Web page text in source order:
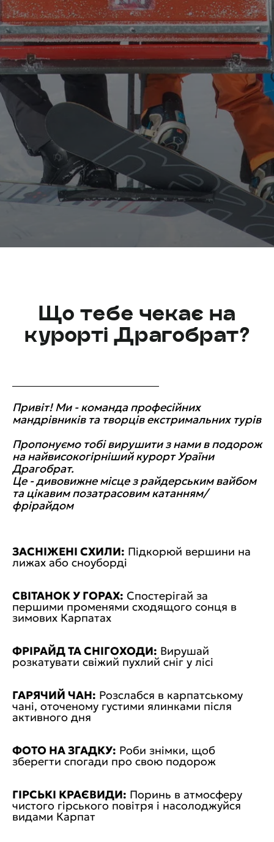
Що тебе чекає на
курорті Драгобрат?
Привіт! Ми - команда професійних
мандрівників та творців екстримальних турів
Пропонуємо тобі вирушити з нами в подорож
на найвисокогірніший курорт Ураїни
Драгобрат.
Це - дивовижне місце з райдерським вайбом
та цікавим позатрасовим катанням/
фрірайдом
ЗАСНІЖЕНІ СХИЛИ: Підкорюй вершини на
лижах або сноуборді
СВІТАНОК У ГОРАХ: Спостерігай за
першими променями сходящого сонця в
зимових Карпатах
ФРІРАЙД ТА СНІГОХОДИ: Вирушай
розкатувати свіжий пухлий сніг у лісі
ГАРЯЧИЙ ЧАН: Розслабся в карпатському
чані, оточеному густими ялинками після
активного дня
ФОТО НА ЗГАДКУ: Роби знімки, щоб
зберегти спогади про свою подорож
ГІРСЬКІ КРАЄВИДИ: Поринь в атмосферу
чистого гірського повітря і насолоджуйся
видами Карпат